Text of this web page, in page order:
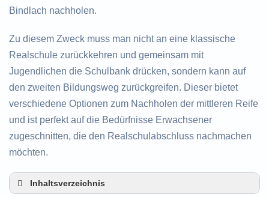
Bindlach nachholen.
Zu diesem Zweck muss man nicht an eine klassische
Realschule zurückkehren und gemeinsam mit
Jugendlichen die Schulbank drücken, sondern kann auf
den zweiten Bildungsweg zurückgreifen. Dieser bietet
verschiedene Optionen zum Nachholen der mittleren Reife
und ist perfekt auf die Bedürfnisse Erwachsener
zugeschnitten, die den Realschulabschluss nachmachen
möchten.
Inhaltsverzeichnis